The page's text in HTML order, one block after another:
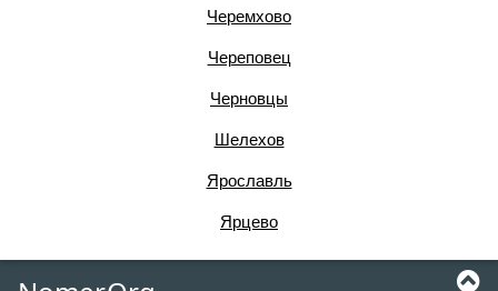
Черемхово
Череповец
Черновцы
Шелехов
Ярославль
Ярцево